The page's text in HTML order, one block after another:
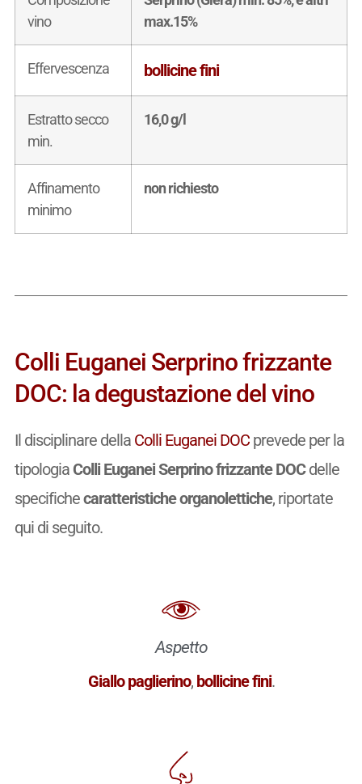
vino
max.15%
Effervescenza bollicine fini
Estratto secco
min.
16,0 g/l
Affinamento
minimo
non richiesto
Colli Euganei Serprino frizzante
DOC: la degustazione del vino
Il disciplinare della Colli Euganei DOCprevede per la
tipologia Colli Euganei Serprino frizzante DOCdelle
specifichecaratteristiche organolettiche, riportate
qui di seguito.
Aspetto
Giallo paglierino, bollicine fini.